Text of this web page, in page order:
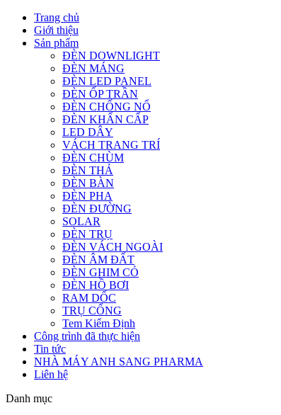
Trang chủ
Giới thiệu
Sản phẩm
ĐÈN DOWNLIGHT
ĐÈN MÁNG
ĐÈN LED PANEL
ĐÈN ỐP TRẦN
ĐÈN CHỐNG NỔ
ĐÈN KHẨN CẤP
LED DÂY
VÁCH TRANG TRÍ
ĐÈN CHÙM
ĐÈN THẢ
ĐÈN BÀN
ĐÈN PHA
ĐÈN ĐƯỜNG
SOLAR
ĐÈN TRỤ
ĐÈN VÁCH NGOÀI
ĐÈN ÂM ĐẤT
ĐÈN GHIM CỎ
ĐÈN HỒ BƠI
RAM DỐC
TRỤ CỔNG
Tem Kiểm Định
Công trình đã thực hiện
Tin tức
NHÀ MÁY ANH SANG PHARMA
Liên hệ
Danh mục